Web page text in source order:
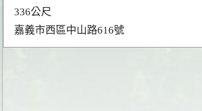
336公尺
嘉義市西區中山路616號